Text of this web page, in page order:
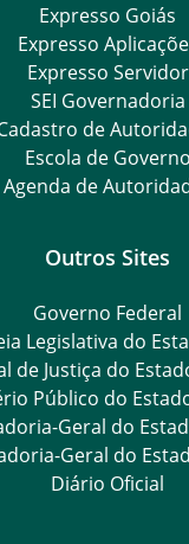
Expresso Goiás
Expresso
Expresso Servidor
SEI Governadoria
de
Escola de Governo
Agenda de
Outros Sites
Governo Federal
Legislativa do
de Justiça do
Público do
Geral do
Geral do
Diário Oficial